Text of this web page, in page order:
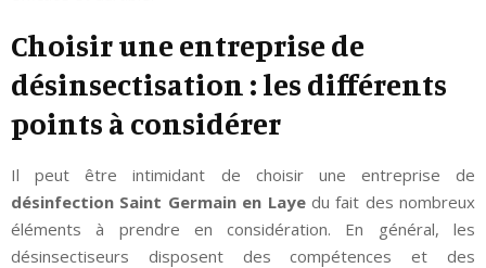
Choisir une entreprise de
désinsectisation : les différents
points à considérer
Il peut être intimidant de choisir une entreprise de
désinfection Saint Germain en Layedu fait des nombreux
éléments à prendre en considération. En général, les
désinsectiseurs disposent des compétences et des